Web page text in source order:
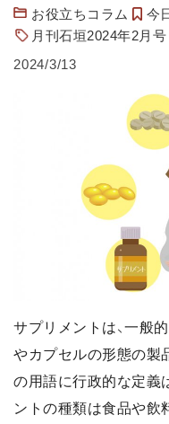
お役立ちコラム
今
月刊石垣2024年2月号
2024/3/13
サプリメントは、一般
やカプセルの形態の製
の用語に行政的な定義
ントの種類は食品や飲